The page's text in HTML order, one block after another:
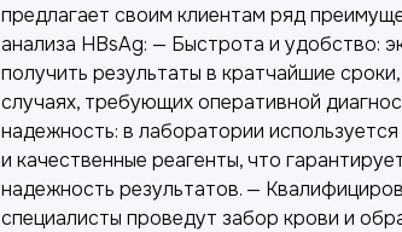
предлагает своим клиентам ряд
анализа HBsAg: — Быстрота и удобство:
получить результаты в кратчайшие
случаях, требующих оперативной
надежность: в лаборатории
и качественные реагенты, что
надежность результатов. —
специалисты проведут забор крови и